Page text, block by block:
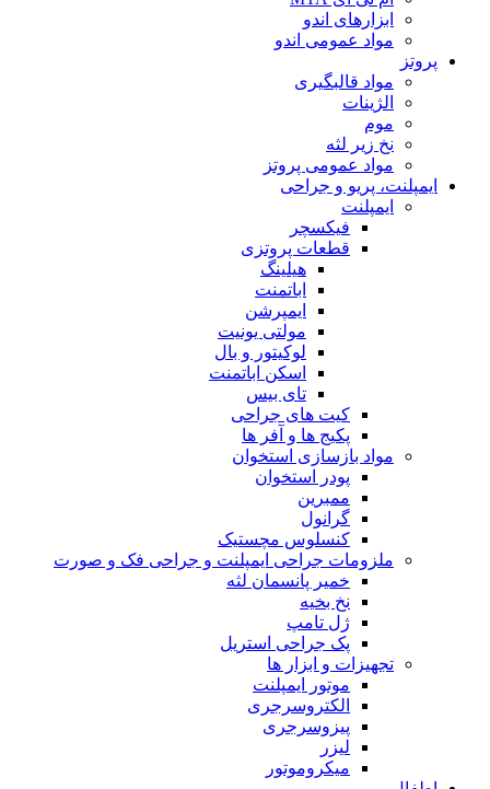
ابزارهای اندو
مواد عمومی اندو
پروتز
مواد قالبگیری
الژینات
موم
نخ زیر لثه
مواد عمومی پروتز
ایمپلنت، پریو و جراحی
ایمپلنت
فیکسچر
قطعات پروتزی
هیلینگ
اباتمنت
ایمپرشن
مولتی یونیت
لوکیتور و بال
اسکن اباتمنت
تای بیس
کیت های جراحی
پکیج ها و آفر ها
مواد بازسازی استخوان
پودر استخوان
ممبرین
گرانول
کنسلوس مچستیک
ملزومات جراحی ایمپلنت و جراحی فک و صورت
خمیر پانسمان لثه
نخ بخیه
ژل تامپ
پک جراحی استریل
تجهیزات و ابزار ها
موتور ایمپلنت
الکتروسرجری
پیزوسرجری
لیزر
میکروموتور